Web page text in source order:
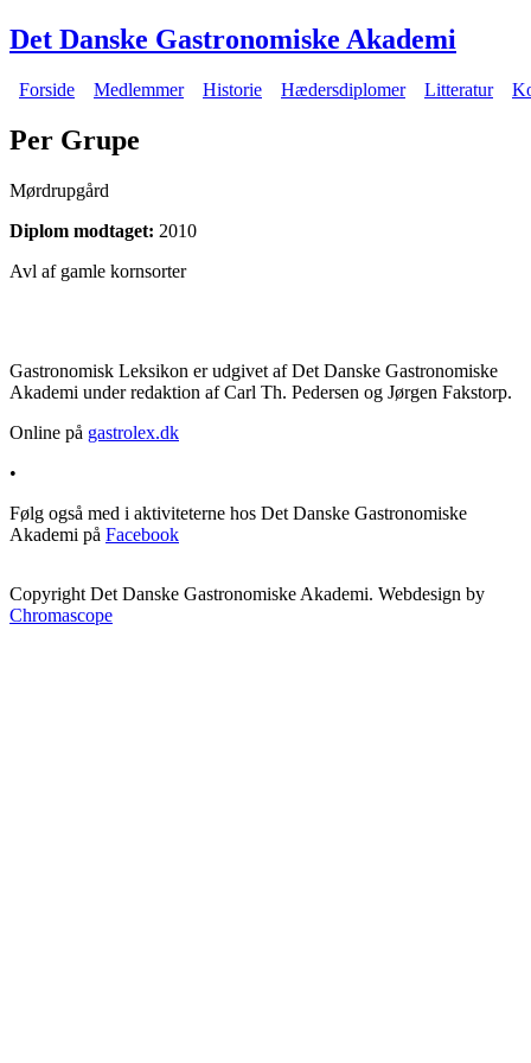
Gå til hovedindhold
Det Danske Gastronomiske Akademi
Forside Medlemmer Historie Hædersdiplomer Litteratur
Per Grupe
Mørdrupgård
Diplom modtaget: 2010
Avl af gamle kornsorter
Gastronomisk Leksikon er udgivet af Det Danske Gastronomiske
Akademi under redaktion af Carl Th. Pedersen og Jørgen Fakstorp.
Online på gastrolex.dk
•
Følg også med i aktiviteterne hos Det Danske Gastronomiske
Akademi på Facebook
Copyright Det Danske Gastronomiske Akademi. Webdesign by
Chromascope